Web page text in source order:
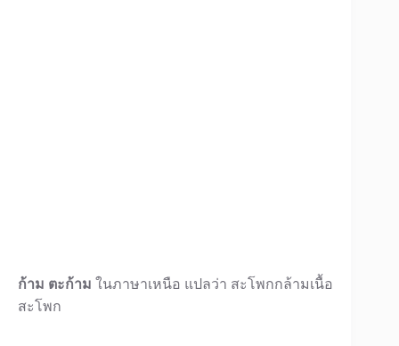
ก้าม ตะก้าม ในภาษาเหนือ แปลว่า สะโพกกล้ามเนื้อ
สะโพก